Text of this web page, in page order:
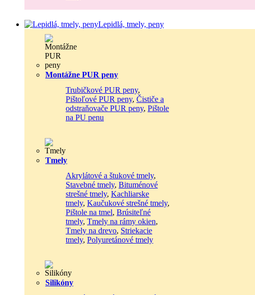
Lepidlá, tmely, peny
Montážne PUR peny
Trubičkové PUR peny,
Pištoľové PUR peny, Čističe a
odstraňovače PUR peny, Pištole
na PU penu
Tmely
Akrylátové a štukové tmely,
Stavebné tmely, Bituménové
strešné tmely, Kachliarske
tmely, Kaučukové strešné tmely,
Pištole na tmel, Brúsiteľné
tmely, Tmely na rámy okien,
Tmely na drevo, Striekacie
tmely, Polyuretánové tmely
Silikóny